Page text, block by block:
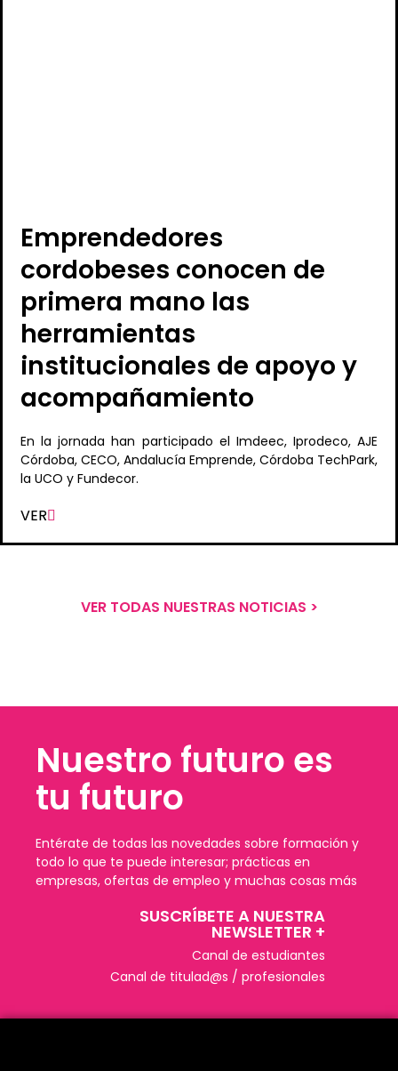
Emprendedores
cordobeses conocen de
primera mano las
herramientas
institucionales de apoyo y
acompañamiento
En la jornada han participado el Imdeec, Iprodeco, AJE
Córdoba, CECO, Andalucía Emprende, Córdoba TechPark,
la UCO y Fundecor.
VER
VER TODAS NUESTRAS NOTICIAS >
Nuestro futuro es
tu futuro
Entérate de todas las novedades sobre formación y
todo lo que te puede interesar; prácticas en
empresas, ofertas de empleo y muchas cosas más
SUSCRÍBETE A NUESTRA
NEWSLETTER +​
Canal de estudiantes
Canal de titulad@s / profesionales